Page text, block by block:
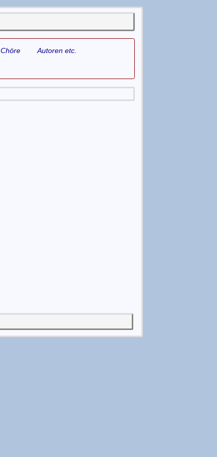
Chöre
Autoren etc.